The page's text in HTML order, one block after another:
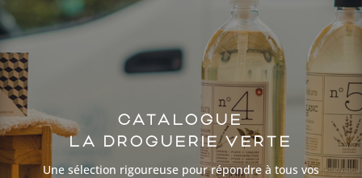
CATALOGUE
LA DROGUERIE VERTE
Une sélection rigoureuse pour répondre à tous vos